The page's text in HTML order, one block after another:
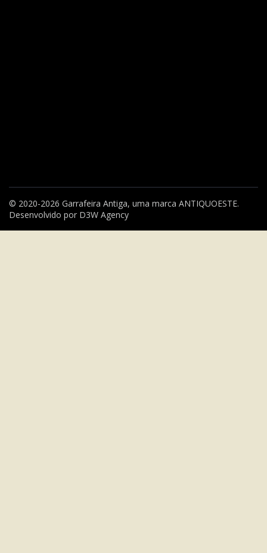
© 2020-2026 Garrafeira Antiga, uma marca ANTIQUOESTE.
Desenvolvido por D3W Agency